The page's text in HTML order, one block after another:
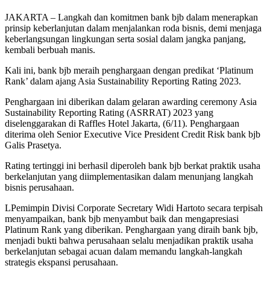
JAKARTA – Langkah dan komitmen bank bjb dalam menerapkan
prinsip keberlanjutan dalam menjalankan roda bisnis, demi menjaga
keberlangsungan lingkungan serta sosial dalam jangka panjang,
kembali berbuah manis.
Kali ini, bank bjb meraih penghargaan dengan predikat ‘Platinum
Rank’ dalam ajang Asia Sustainability Reporting Rating 2023.
Penghargaan ini diberikan dalam gelaran awarding ceremony Asia
Sustainability Reporting Rating (ASRRAT) 2023 yang
diselenggarakan di Raffles Hotel Jakarta, (6/11). Penghargaan
diterima oleh Senior Executive Vice President Credit Risk bank bjb
Galis Prasetya.
Rating tertinggi ini berhasil diperoleh bank bjb berkat praktik usaha
berkelanjutan yang diimplementasikan dalam menunjang langkah
bisnis perusahaan.
LPemimpin Divisi Corporate Secretary Widi Hartoto secara terpisah
menyampaikan, bank bjb menyambut baik dan mengapresiasi
Platinum Rank yang diberikan. Penghargaan yang diraih bank bjb,
menjadi bukti bahwa perusahaan selalu menjadikan praktik usaha
berkelanjutan sebagai acuan dalam memandu langkah-langkah
strategis ekspansi perusahaan.